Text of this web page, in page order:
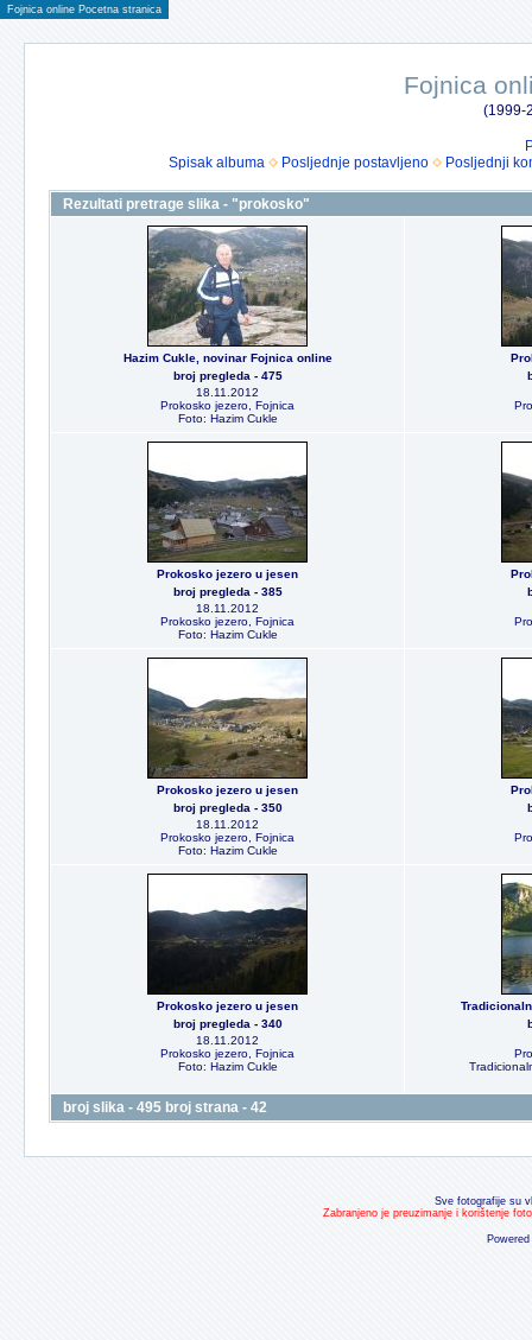
Fojnica online Pocetna stranica
Fojnica
(1999-
Spisak albuma
Posljednje postavljeno Posljednji
Rezultati pretrage slika - "prokosko"
Hazim Cukle, novinar Fojnica online
broj pregleda - 475
18.11.2012
Prokosko jezero, Fojnica
Foto: Hazim Cukle
Prokosko jezero u jesen
broj pregleda - 385
18.11.2012
Prokosko jezero, Fojnica
Foto: Hazim Cukle
Prokosko jezero u jesen
broj pregleda - 350
18.11.2012
Prokosko jezero, Fojnica
Foto: Hazim Cukle
Prokosko jezero u jesen
broj pregleda - 340
18.11.2012
Prokosko jezero, Fojnica
Foto: Hazim Cukle
broj slika - 495 broj strana - 42
Sve fotografije su
Zabranjeno je preuzimanje i korištenje